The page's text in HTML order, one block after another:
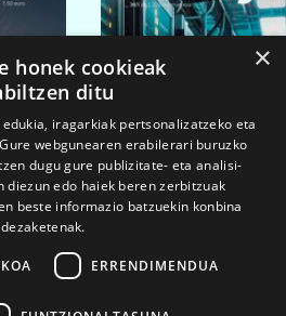
×
honek cookieak
ditu
iragarkiak pertsonalizatzeko eta
webgunearen erabilerari buruzko
dugu gure publizitate- eta analisi-
diezun edo haiek beren zerbitzuak
beste informazio batzuekin konbina
dezaketenak.
ERRENDIMENDUA